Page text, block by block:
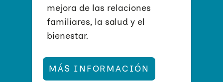
#AcortaDistancia
Campaña dirigida a padres y
madres para animarles a
mejora de las relaciones
familiares, la salud y el
bienestar. ​
MÁS INFORMACIÓN